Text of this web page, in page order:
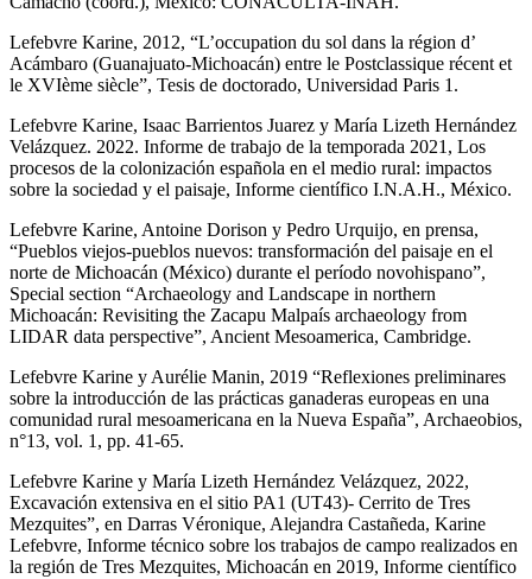
Lefebvre Karine, 2012, “L’occupation du sol dans la région d’
Acámbaro (Guanajuato-Michoacán) entre le Postclassique récent et
le XVIème siècle”, Tesis de doctorado, Universidad Paris 1.
Lefebvre Karine, Isaac Barrientos Juarez y María Lizeth Hernández
Velázquez. 2022. Informe de trabajo de la temporada 2021, Los
procesos de la colonización española en el medio rural: impactos
sobre la sociedad y el paisaje, Informe científico I.N.A.H., México.
Lefebvre Karine, Antoine Dorison y Pedro Urquijo, en prensa,
“Pueblos viejos-pueblos nuevos: transformación del paisaje en el
norte de Michoacán (México) durante el período novohispano”,
Special section “Archaeology and Landscape in northern
Michoacán: Revisiting the Zacapu Malpaís archaeology from
LIDAR data perspective”, Ancient Mesoamerica, Cambridge.
Lefebvre Karine y Aurélie Manin, 2019 “Reflexiones preliminares
sobre la introducción de las prácticas ganaderas europeas en una
comunidad rural mesoamericana en la Nueva España”, Archaeobios,
n°13, vol. 1, pp. 41-65.
Lefebvre Karine y María Lizeth Hernández Velázquez, 2022,
Excavación extensiva en el sitio PA1 (UT43)- Cerrito de Tres
Mezquites”, en Darras Véronique, Alejandra Castañeda, Karine
Lefebvre, Informe técnico sobre los trabajos de campo realizados en
la región de Tres Mezquites, Michoacán en 2019, Informe científico